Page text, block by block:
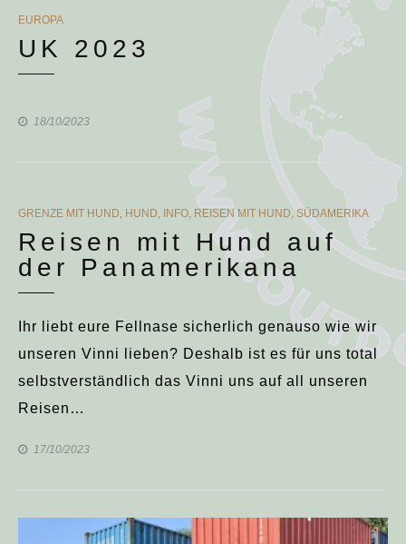
CATEGORIES
EUROPA
UK 2023
18/10/2023
CATEGORIES
GRENZE MIT HUND, HUND, INFO, REISEN MIT HUND, SÜDAMERIKA
Reisen mit Hund auf
der Panamerikana
Ihr liebt eure Fellnase sicherlich genauso wie wir
unseren Vinni lieben? Deshalb ist es für uns total
selbstverständlich das Vinni uns auf all unseren
Reisen…
17/10/2023